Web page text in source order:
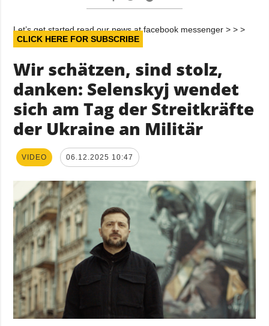
Let’s get started read our news at facebook messenger > > >
CLICK HERE FOR SUBSCRIBE
Wir schätzen, sind stolz,
danken: Selenskyj wendet
sich am Tag der Streitkräfte
der Ukraine an Militär
VIDEO 06.12.2025 10:47